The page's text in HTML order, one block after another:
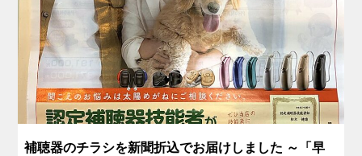
補聴器のチラシを新聞折込でお届けしました ～「早